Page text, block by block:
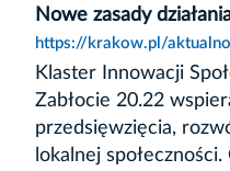
Nowe zasady
https://krakow.pl/
Klaster Innowacji
Zabłocie 20.22
przedsięwzięcia,
lokalnej